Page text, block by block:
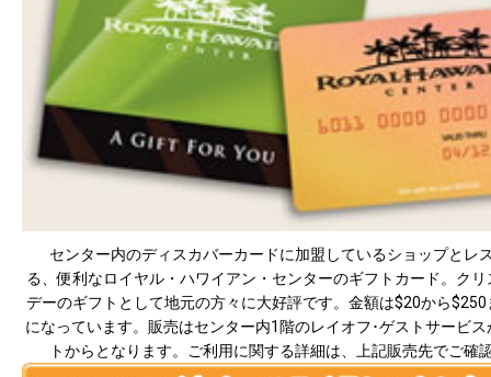
センター内のディスカバーカードに加盟しているショップとレ
る、便利なロイヤル・ハワイアン・センターのギフトカード。ク
デーのギフトとして地元の方々に大好評です。金額は$20から$250
になっています。販売はセンター内1階のレイオフ･ゲストサービ
トからとなります。ご利用に関する詳細は、上記販売先でご確